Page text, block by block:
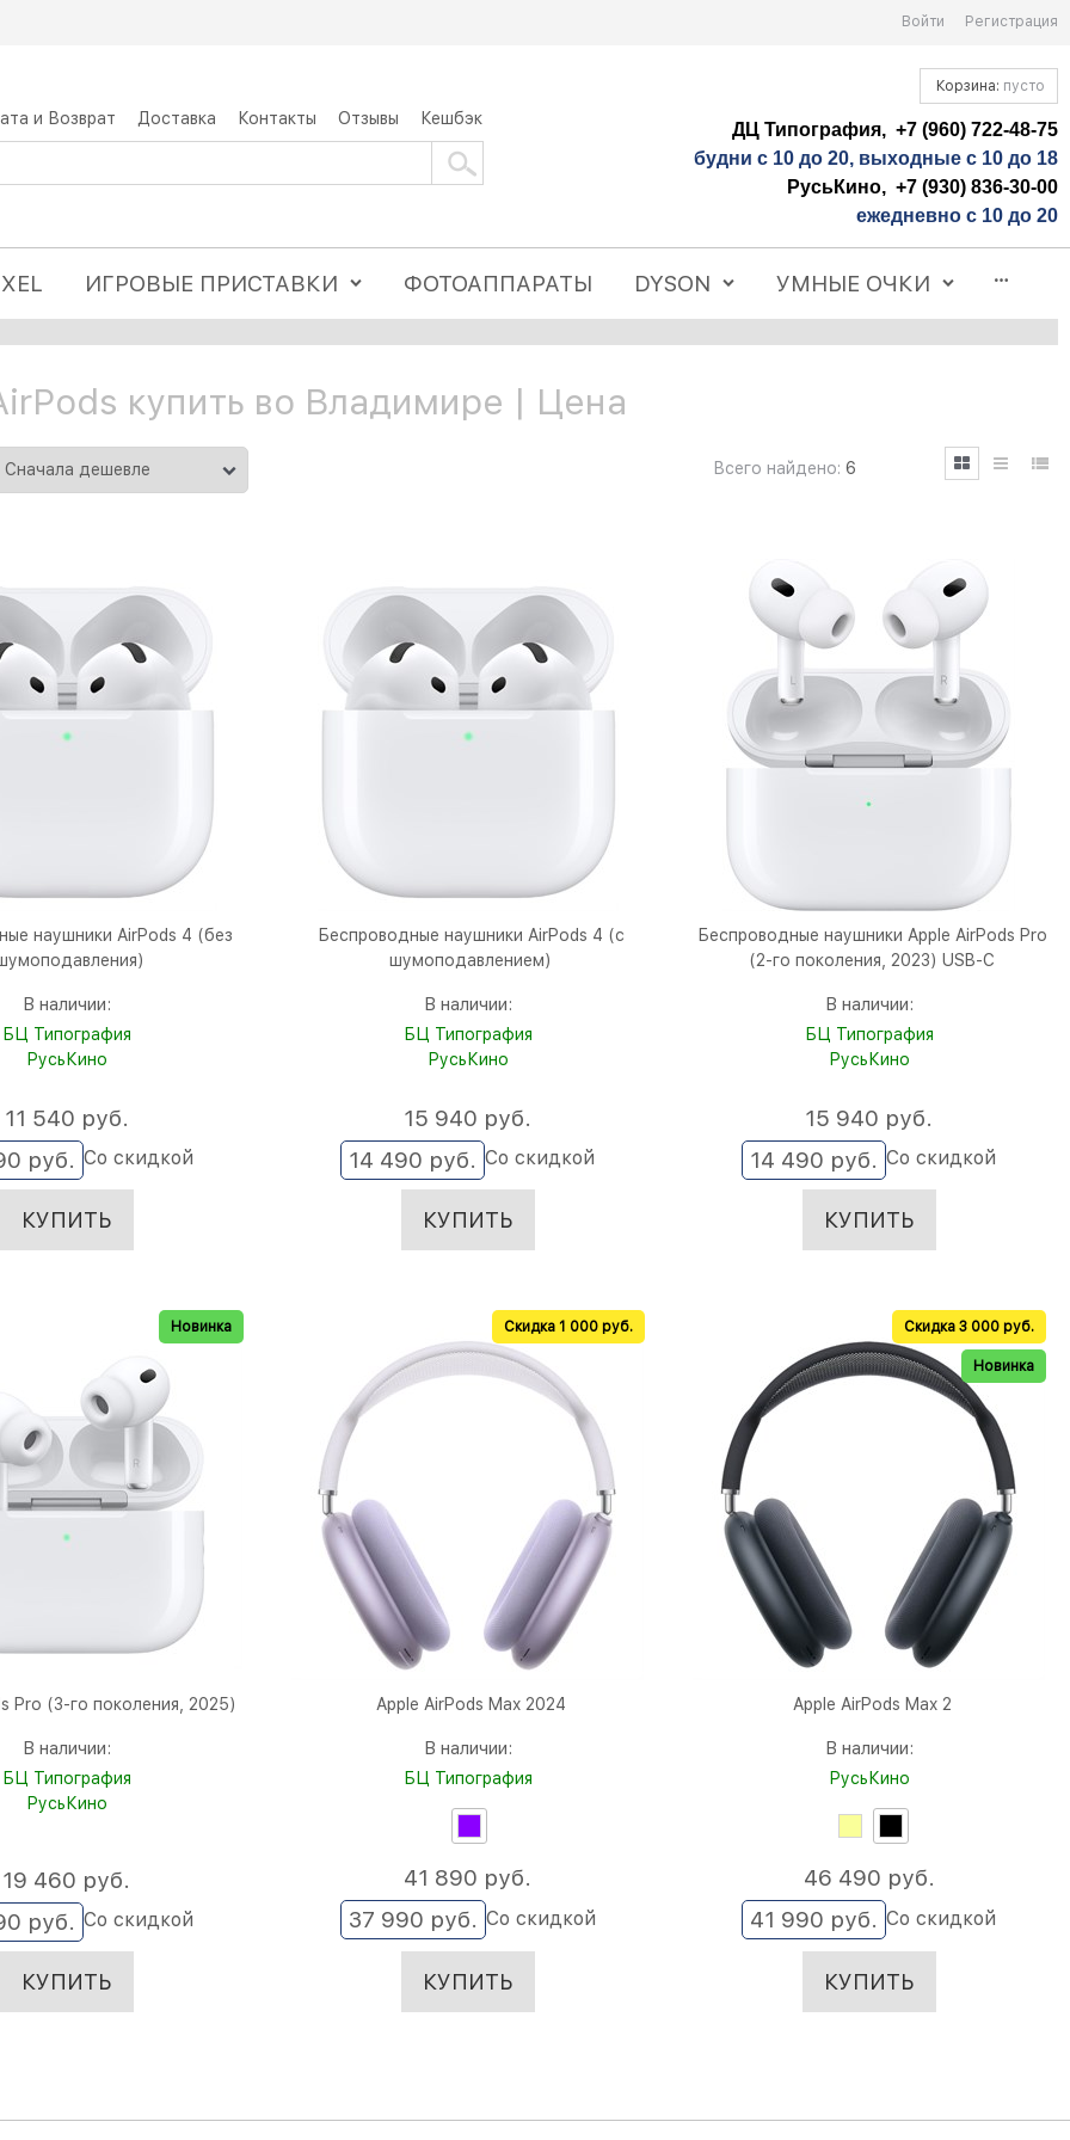
Войти Регистрация
и Возврат Доставка Контакты Отзывы Кешбэк
Корзина: пусто
ДЦ Типография, +7 (960) 722-48-75
будни с 10 до 20, выходные с 10 до 18
РусьКино, +7 (930) 836-30-00
ежедневно с 10 до 20
ИГРОВЫЕ ПРИСТАВКИ ФОТОАППАРАТЫ DYSON УМНЫЕ ОЧКИ
купить во Владимире | Цена
Всего найдено: 6
наушники AirPods 4 (без
В наличии:
БЦ Типография
РусьКино
руб. Со скидкой
11 540 руб.
КУПИТЬ
Беспроводные наушники AirPods 4 (с
шумоподавлением)
В наличии:
БЦ Типография
РусьКино
14 490 руб. Со скидкой
15 940 руб.
КУПИТЬ
Беспроводные наушники Apple AirPods Pro
(2-го поколения, 2023) USB-C
В наличии:
БЦ Типография
РусьКино
14 490 руб. Со скидкой
15 940 руб.
КУПИТЬ
Pro (3-го поколения, 2025)
В наличии:
БЦ Типография
РусьКино
Новинка
руб. Со скидкой
19 460 руб.
КУПИТЬ
Apple AirPods Max 2024
В наличии:
БЦ Типография
Скидка 1 000 руб.
37 990 руб. Со скидкой
41 890 руб.
КУПИТЬ
Apple AirPods Max 2
В наличии:
РусьКино
Скидка 3 000 руб.
Новинка
41 990 руб. Со скидкой
46 490 руб.
КУПИТЬ